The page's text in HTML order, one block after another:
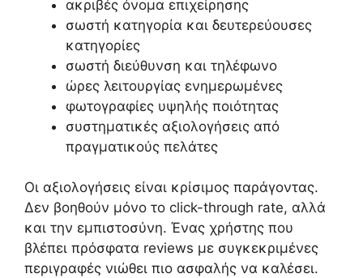
ακριβές όνομα επιχείρησης
σωστή κατηγορία και δευτερεύουσες
κατηγορίες
σωστή διεύθυνση και τηλέφωνο
ώρες λειτουργίας ενημερωμένες
φωτογραφίες υψηλής ποιότητας
συστηματικές αξιολογήσεις από
πραγματικούς πελάτες
Οι αξιολογήσεις είναι κρίσιμος παράγοντας.
Δεν βοηθούν μόνο το click-through rate, αλλά
και την εμπιστοσύνη. Ένας χρήστης που
βλέπει πρόσφατα reviews με συγκεκριμένες
περιγραφές νιώθει πιο ασφαλής να καλέσει.